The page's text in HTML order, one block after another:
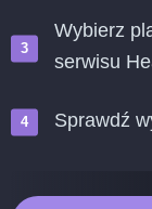
Wybierz
serwisu
Sprawdź